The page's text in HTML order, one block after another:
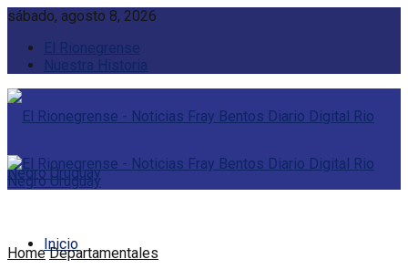
sábado, agosto 8, 2026
El Rionegrense
Nuestra Historia
Inicio
Home Departamentales